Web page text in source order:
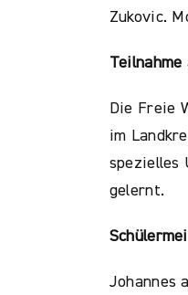
Zukovic.
Teilnahme
Die Freie
im
spezielles
gelernt.
Johannes